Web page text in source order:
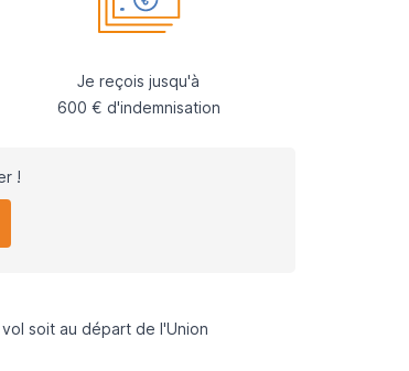
Je reçois jusqu'à
600 € d'indemnisation
!
soit au départ de l'Union